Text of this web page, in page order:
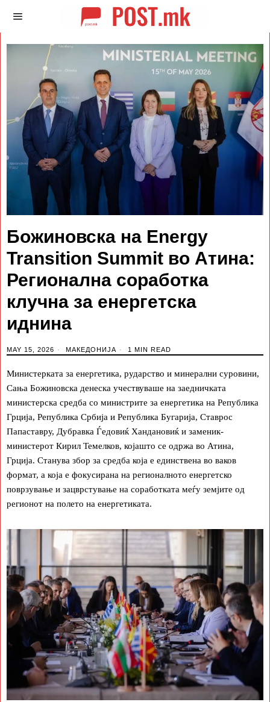
Божиновска на Energy
Transition Summit во Атина:
Регионална соработка
клучна за енергетска
иднина
MAY 15, 2026 МАКЕДОНИЈА 1 MIN READ
Министерката за енергетика, рударство и минерални суровини,
Сања Божиновска денеска учествуваше на заедничката
министерска средба со министрите за енергетика на Република
Грција, Република Србија и Република Бугарија, Ставрос
Папаставру, Дубравка Ѓедовиќ Хандановиќ и заменик-
министерот Кирил Темелков, којашто се одржа во Атина,
Грција. Станува збор за средба која е единствена во ваков
формат, а која е фокусирана на регионалното енергетско
поврзување и зацврстување на соработката меѓу земјите од
регионот на полето на енергетиката.